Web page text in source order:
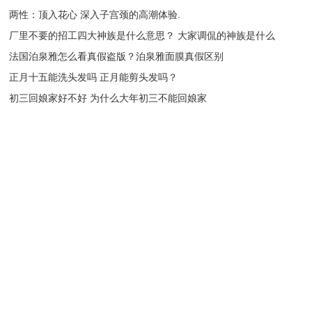
两性：顶入花心 深入子宫颈的高潮体验.
厂里不要的招工四大神族是什么意思？ 大家调侃的神族是什么
法国泊泉雅怎么看真假盗版？泊泉雅面膜真假区别
正月十五能洗头发吗 正月能剪头发吗？
初三回娘家好不好 为什么大年初三不能回娘家